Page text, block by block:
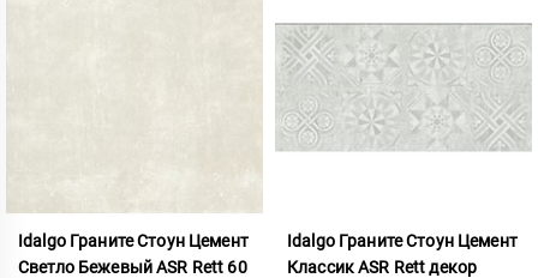
Idalgo Граните Стоун Цемент
Светло Бежевый ASR Rett 60
Idalgo Граните Стоун Цемент
Классик ASR Rett декор